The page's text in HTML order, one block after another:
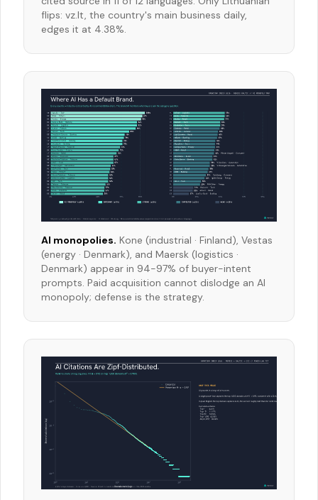
flips: vz.lt, the country's main business daily,
edges it at 4.38%.
AI monopolies. Kone (industrial · Finland), Vestas
(energy · Denmark), and Maersk (logistics ·
Denmark) appear in 94-97% of buyer-intent
prompts. Paid acquisition cannot dislodge an AI
monopoly; defense is the strategy.